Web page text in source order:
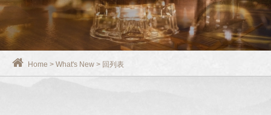
Home > What's New > 回列表